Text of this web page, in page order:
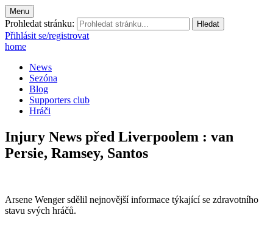
Menu
Prohledat stránku:
Přihlásit se/registrovat
home
News
Sezóna
Blog
Supporters club
Hráči
Injury News před Liverpoolem : van
Persie, Ramsey, Santos
Arsene Wenger sdělil nejnovější informace týkající se zdravotního
stavu svých hráčů.